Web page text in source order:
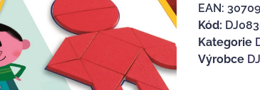
EAN:
Kód:
Kategorie
Výrobce